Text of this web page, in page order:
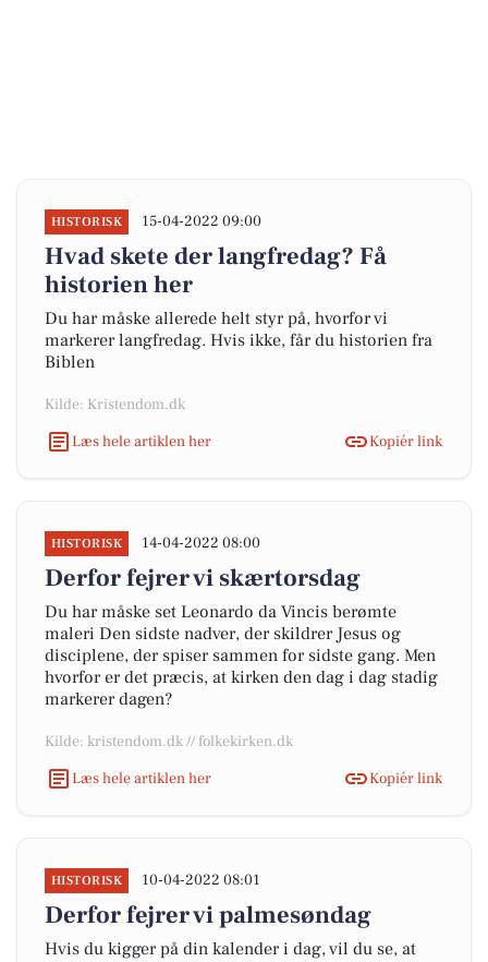
HISTORISK 15-04-2022 09:00
Hvad skete der langfredag? Få
historien her
Du har måske allerede helt styr på, hvorfor vi
markerer langfredag. Hvis ikke, får du historien fra
Biblen
Kilde: Kristendom.dk
Læs hele artiklen her
Kopiér link
HISTORISK 14-04-2022 08:00
Derfor fejrer vi skærtorsdag
Du har måske set Leonardo da Vincis berømte
maleri Den sidste nadver, der skildrer Jesus og
disciplene, der spiser sammen for sidste gang. Men
hvorfor er det præcis, at kirken den dag i dag stadig
markerer dagen?
Kilde: kristendom.dk // folkekirken.dk
Læs hele artiklen her
Kopiér link
HISTORISK 10-04-2022 08:01
Derfor fejrer vi palmesøndag
Hvis du kigger på din kalender i dag, vil du se, at